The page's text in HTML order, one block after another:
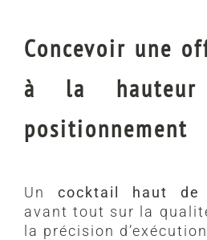
Concevoir une
à la
positionnement
Un cocktail haut de
avant tout sur la
la précision